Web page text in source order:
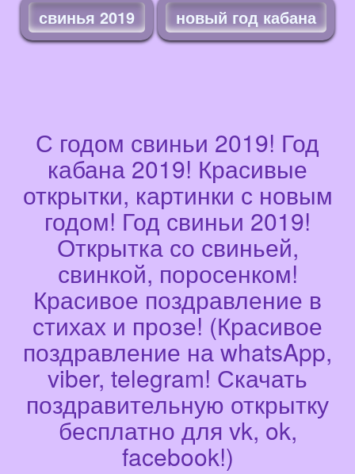
свинья 2019 новый год кабана
С годом свиньи 2019! Год
кабана 2019! Красивые
открытки, картинки с новым
годом! Год свиньи 2019!
Открытка со свиньей,
свинкой, поросенком!
Красивое поздравление в
стихах и прозе! (Красивое
поздравление на whatsApp,
viber, telegram! Скачать
поздравительную открытку
бесплатно для vk, ok,
facebook!)